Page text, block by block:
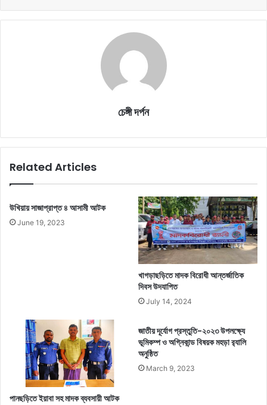
চেঙ্গী দর্পন
Related Articles
উখিয়ায় সাজাপ্রাপ্ত ৪ আসামী আটক
June 19, 2023
খাগড়াছড়িতে মাদক বিরোধী আন্তর্জাতিক
দিবস উদযাপিত
July 14, 2024
পানছড়িতে ইয়াবা সহ মাদক ব্যবসায়ী আটক
জাতীয় দূর্যোগ প্রস্তুতি-২০২৩ উপলক্ষ্যে
ভূমিকম্প ও অগ্নিকান্ড বিষয়ক মহড়া র‌্যালি
অনুষ্ঠিত
March 9, 2023